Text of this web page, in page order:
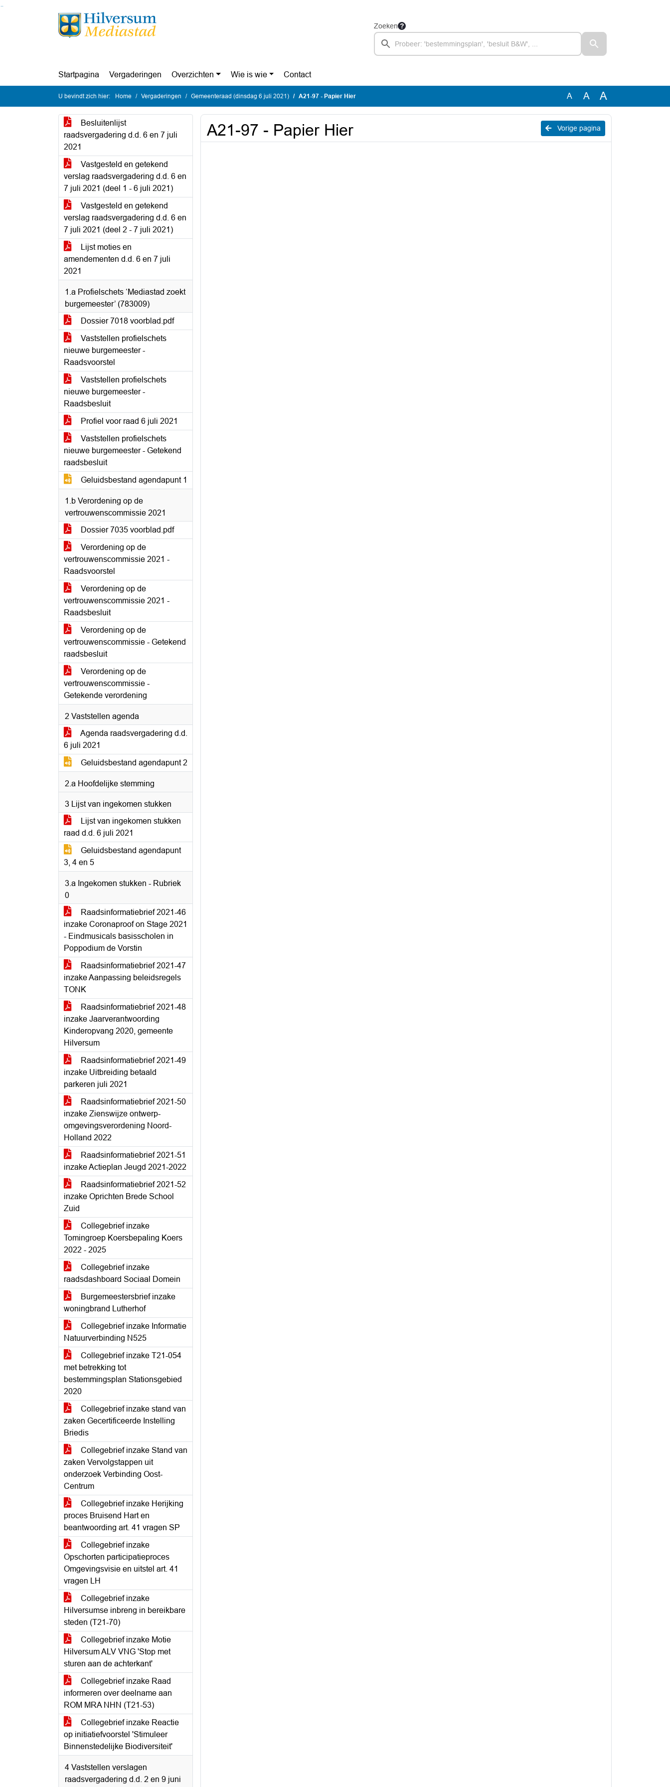
Ga naar de inhoud van deze pagina
Ga naar het zoeken
Ga naar het menu
Zoeken
Startpagina Vergaderingen Overzichten Wie is wie Contact
U bevindt zich hier: Home Vergaderingen Gemeenteraad (dinsdag 6 juli 2021) A21-97 - Papier Hier A A A
Besluitenlijst
raadsvergadering d.d. 6 en 7 juli
2021
Vastgesteld en getekend
verslag raadsvergadering d.d. 6 en
7 juli 2021 (deel 1 - 6 juli 2021)
Vastgesteld en getekend
verslag raadsvergadering d.d. 6 en
7 juli 2021 (deel 2 - 7 juli 2021)
Lijst moties en
amendementen d.d. 6 en 7 juli
2021
1.a Profielschets ‘Mediastad zoekt
burgemeester’ (783009)
Dossier 7018 voorblad.pdf
Vaststellen profielschets
nieuwe burgemeester -
Raadsvoorstel
Vaststellen profielschets
nieuwe burgemeester -
Raadsbesluit
Profiel voor raad 6 juli 2021
Vaststellen profielschets
nieuwe burgemeester - Getekend
raadsbesluit
Geluidsbestand agendapunt 1
1.b Verordening op de
vertrouwenscommissie 2021
Dossier 7035 voorblad.pdf
Verordening op de
vertrouwenscommissie 2021 -
Raadsvoorstel
Verordening op de
vertrouwenscommissie 2021 -
Raadsbesluit
Verordening op de
vertrouwenscommissie - Getekend
raadsbesluit
Verordening op de
vertrouwenscommissie -
Getekende verordening
2 Vaststellen agenda
Agenda raadsvergadering d.d.
6 juli 2021
Geluidsbestand agendapunt 2
2.a Hoofdelijke stemming
3 Lijst van ingekomen stukken
Lijst van ingekomen stukken
raad d.d. 6 juli 2021
Geluidsbestand agendapunt
3, 4 en 5
3.a Ingekomen stukken - Rubriek
0
Raadsinformatiebrief 2021-46
inzake Coronaproof on Stage 2021
- Eindmusicals basisscholen in
Poppodium de Vorstin
Raadsinformatiebrief 2021-47
inzake Aanpassing beleidsregels
TONK
Raadsinformatiebrief 2021-48
inzake Jaarverantwoording
Kinderopvang 2020, gemeente
Hilversum
Raadsinformatiebrief 2021-49
inzake Uitbreiding betaald
parkeren juli 2021
Raadsinformatiebrief 2021-50
inzake Zienswijze ontwerp-
omgevingsverordening Noord-
Holland 2022
Raadsinformatiebrief 2021-51
inzake Actieplan Jeugd 2021-2022
Raadsinformatiebrief 2021-52
inzake Oprichten Brede School
Zuid
Collegebrief inzake
Tomingroep Koersbepaling Koers
2022 - 2025
Collegebrief inzake
raadsdashboard Sociaal Domein
Burgemeestersbrief inzake
woningbrand Lutherhof
Collegebrief inzake Informatie
Natuurverbinding N525
Collegebrief inzake T21-054
met betrekking tot
bestemmingsplan Stationsgebied
2020
Collegebrief inzake stand van
zaken Gecertificeerde Instelling
Briedis
Collegebrief inzake Stand van
zaken Vervolgstappen uit
onderzoek Verbinding Oost-
Centrum
Collegebrief inzake Herijking
proces Bruisend Hart en
beantwoording art. 41 vragen SP
Collegebrief inzake
Opschorten participatieproces
Omgevingsvisie en uitstel art. 41
vragen LH
Collegebrief inzake
Hilversumse inbreng in bereikbare
steden (T21-70)
Collegebrief inzake Motie
Hilversum ALV VNG 'Stop met
sturen aan de achterkant'
Collegebrief inzake Raad
informeren over deelname aan
ROM MRA NHN (T21-53)
Collegebrief inzake Reactie
op initiatiefvoorstel 'Stimuleer
Binnenstedelijke Biodiversiteit'
4 Vaststellen verslagen
raadsvergadering d.d. 2 en 9 juni
Vorige pagina
A21-97 - Papier Hier